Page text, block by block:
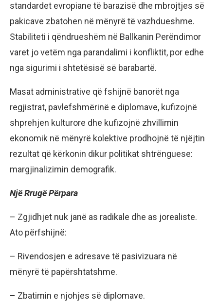
standardet evropiane të barazisë dhe mbrojtjes së
pakicave zbatohen në mënyrë të vazhdueshme.
Stabiliteti i qëndrueshëm në Ballkanin Perëndimor
varet jo vetëm nga parandalimi i konfliktit, por edhe
nga sigurimi i shtetësisë së barabartë.
Masat administrative që fshijnë banorët nga
regjistrat, pavlefshmërinë e diplomave, kufizojnë
shprehjen kulturore dhe kufizojnë zhvillimin
ekonomik në mënyrë kolektive prodhojnë të njëjtin
rezultat që kërkonin dikur politikat shtrënguese:
margjinalizimin demografik.
Një Rrugë Përpara
– Zgjidhjet nuk janë as radikale dhe as jorealiste.
Ato përfshijnë:
– Rivendosjen e adresave të pasivizuara në
mënyrë të papërshtatshme.
– Zbatimin e njohjes së diplomave.